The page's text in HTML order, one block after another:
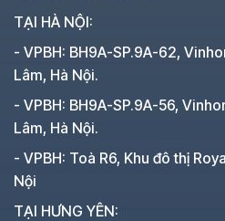
TẠI HÀ NỘI:
- VPBH: BH9A-SP.9A-62,
Lâm, Hà Nội.
- VPBH: BH9A-SP.9A-56,
Lâm, Hà Nội.
- VPBH: Toà R6, Khu đô thị
Nội
TẠI HƯNG YÊN: